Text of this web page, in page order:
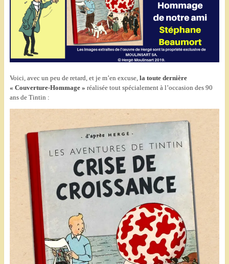
Voici, avec un peu de retard, et je m’en excuse,la toute dernière
« Couverture-Hommage » réalisée tout spécialement à l’occasion des 90
ans de Tintin :